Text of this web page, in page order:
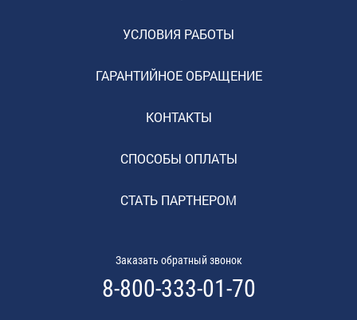
УСЛОВИЯ РАБОТЫ
ГАРАНТИЙНОЕ ОБРАЩЕНИЕ
КОНТАКТЫ
СПОСОБЫ ОПЛАТЫ
СТАТЬ ПАРТНЕРОМ
Заказать обратный звонок
8-800-333-01-70